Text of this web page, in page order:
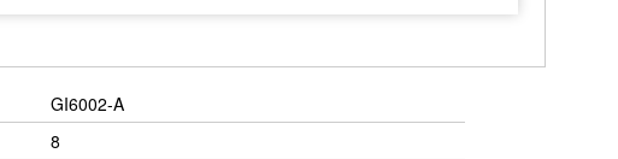
GI6002-A
8